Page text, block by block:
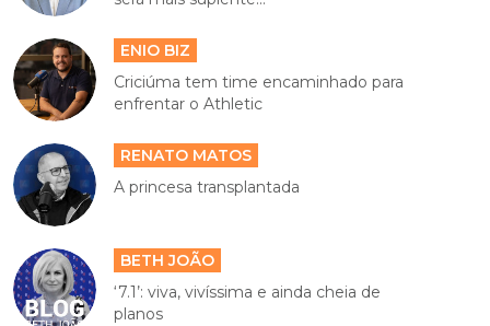
ENIO BIZ
Criciúma tem time encaminhado para
enfrentar o Athletic
RENATO MATOS
A princesa transplantada
BETH JOÃO
‘7.1’: viva, vivíssima e ainda cheia de
planos